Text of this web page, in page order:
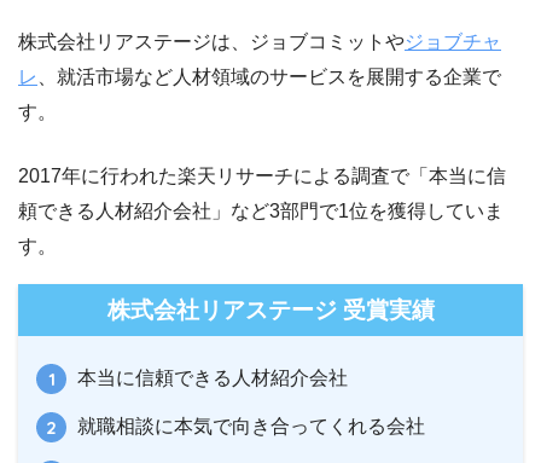
株式会社リアステージは、ジョブコミットやジョブチャ
レ
、就活市場など人材領域のサービスを展開する企業で
す。
2017年に行われた楽天リサーチによる調査で「本当に信
頼できる人材紹介会社」など3部門で1位を獲得していま
す。
株式会社リアステージ 受賞実績
本当に信頼できる人材紹介会社
就職相談に本気で向き合ってくれる会社